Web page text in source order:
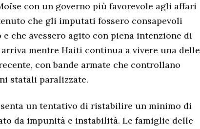
con un governo più favorevole agli affari
che gli imputati fossero consapevoli
che avessero agito con piena intenzione di
mentre Haiti continua a vivere una delle
con bande armate che controllano
statali paralizzate.
un tentativo di ristabilire un minimo di
da impunità e instabilità. Le famiglie delle